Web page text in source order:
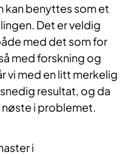
kan benyttes som et
Det er veldig
med det som for
med forskning og
vi med en litt merkelig
resultat, og da
nøste i problemet.
i